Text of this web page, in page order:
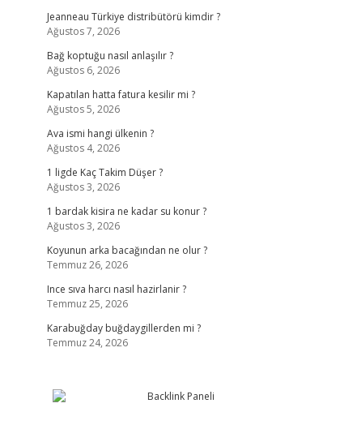
Jeanneau Türkiye distribütörü kimdir ?
Ağustos 7, 2026
Bağ koptuğu nasıl anlaşılır ?
Ağustos 6, 2026
Kapatılan hatta fatura kesilir mi ?
Ağustos 5, 2026
Ava ismi hangi ülkenin ?
Ağustos 4, 2026
1 ligde Kaç Takim Düşer ?
Ağustos 3, 2026
1 bardak kisira ne kadar su konur ?
Ağustos 3, 2026
Koyunun arka bacağından ne olur ?
Temmuz 26, 2026
Ince sıva harcı nasıl hazirlanir ?
Temmuz 25, 2026
Karabuğday buğdaygillerden mi ?
Temmuz 24, 2026